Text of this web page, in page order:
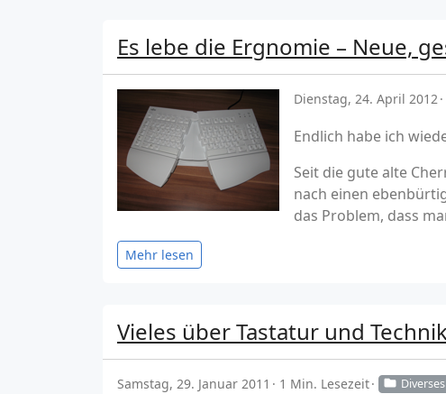
Es lebe die Ergnomie – Neue,
Dienstag, 24. April 2012
Endlich habe ich
Seit die gute alte
nach einen
das Problem, dass
Mehr lesen
Vieles über Tastatur und
Samstag, 29. Januar 2011 1 Min. Lesezeit Diverses